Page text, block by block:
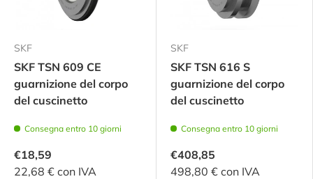
SKF
SKF TSN 609 CE
guarnizione del corpo
del cuscinetto
Consegna entro 10 giorni
€18,59
22,68 € con IVA
SKF
SKF TSN 616 S
guarnizione del corpo
del cuscinetto
Consegna entro 10 giorni
€408,85
498,80 € con IVA